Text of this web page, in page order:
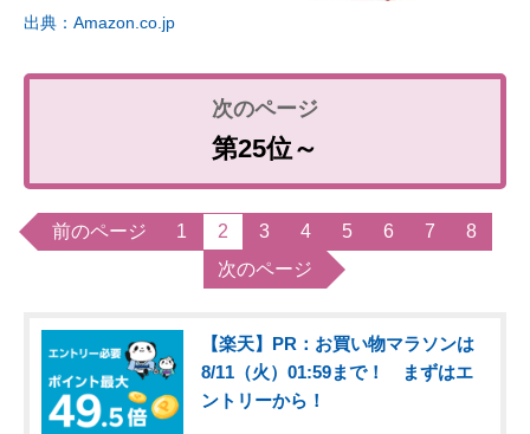
出典：Amazon.co.jp
第25位～
前のページ 1 2 3 4 5 6 7
8
次のページ
【楽天】PR：お買い物マラソンは
8/11（火）01:59まで！ まずはエ
ントリーから！